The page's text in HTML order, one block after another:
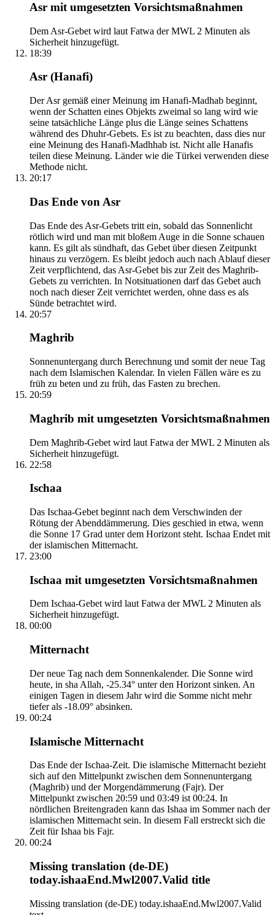
Asr mit umgesetzten Vorsichtsmaßnahmen
Dem Asr-Gebet wird laut Fatwa der MWL 2 Minuten als
Sicherheit hinzugefügt.
18:39
Asr (Hanafi)
Der Asr gemäß einer Meinung im Hanafi-Madhab beginnt,
wenn der Schatten eines Objekts zweimal so lang wird wie
seine tatsächliche Länge plus die Länge seines Schattens
während des Dhuhr-Gebets. Es ist zu beachten, dass dies nur
eine Meinung des Hanafi-Madhhab ist. Nicht alle Hanafis
teilen diese Meinung. Länder wie die Türkei verwenden diese
Methode nicht.
20:17
Das Ende von Asr
Das Ende des Asr-Gebets tritt ein, sobald das Sonnenlicht
rötlich wird und man mit bloßem Auge in die Sonne schauen
kann. Es gilt als sündhaft, das Gebet über diesen Zeitpunkt
hinaus zu verzögern. Es bleibt jedoch auch nach Ablauf dieser
Zeit verpflichtend, das Asr-Gebet bis zur Zeit des Maghrib-
Gebets zu verrichten. In Notsituationen darf das Gebet auch
noch nach dieser Zeit verrichtet werden, ohne dass es als
Sünde betrachtet wird.
20:57
Maghrib
Sonnenuntergang durch Berechnung und somit der neue Tag
nach dem Islamischen Kalendar. In vielen Fällen wäre es zu
früh zu beten und zu früh, das Fasten zu brechen.
20:59
Maghrib mit umgesetzten Vorsichtsmaßnahmen
Dem Maghrib-Gebet wird laut Fatwa der MWL 2 Minuten als
Sicherheit hinzugefügt.
22:58
Ischaa
Das Ischaa-Gebet beginnt nach dem Verschwinden der
Rötung der Abenddämmerung. Dies geschied in etwa, wenn
die Sonne 17 Grad unter dem Horizont steht. Ischaa Endet mit
der islamischen Mitternacht.
23:00
Ischaa mit umgesetzten Vorsichtsmaßnahmen
Dem Ischaa-Gebet wird laut Fatwa der MWL 2 Minuten als
Sicherheit hinzugefügt.
00:00
Mitternacht
Der neue Tag nach dem Sonnenkalender. Die Sonne wird
heute, in sha Allah, -25.34° unter den Horizont sinken. An
einigen Tagen in diesem Jahr wird die Somme nicht mehr
tiefer als -18.09° absinken.
00:24
Islamische Mitternacht
Das Ende der Ischaa-Zeit. Die islamische Mitternacht bezieht
sich auf den Mittelpunkt zwischen dem Sonnenuntergang
(Maghrib) und der Morgendämmerung (Fajr). Der
Mittelpunkt zwischen 20:59 und 03:49 ist 00:24. In
nördlichen Breitengraden kann das Ishaa im Sommer nach der
islamischen Mitternacht sein. In diesem Fall erstreckt sich die
Zeit für Ishaa bis Fajr.
00:24
Missing translation (de-DE)
today.ishaaEnd.Mwl2007.Valid title
Missing translation (de-DE) today.ishaaEnd.Mwl2007.Valid